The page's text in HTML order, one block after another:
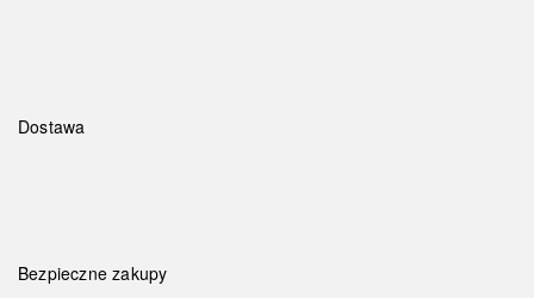
Dostawa
Bezpieczne zakupy